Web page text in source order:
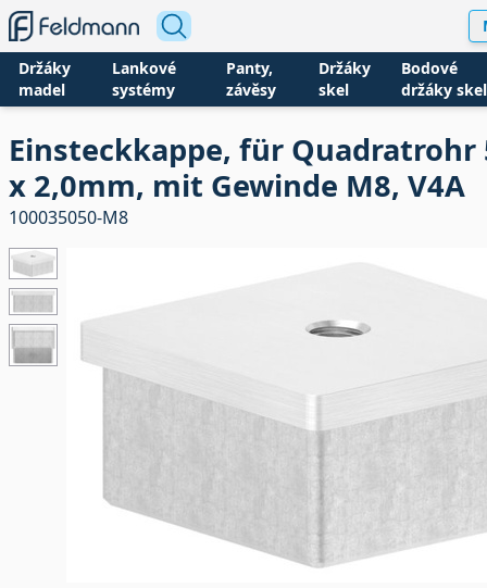
Držáky
madel
Lankové
systémy
Panty,
závěsy
Držáky
skel
Bodové
držáky skel
Einsteckkappe, für Quadratrohr
x 2,0mm, mit Gewinde M8, V4A
100035050-M8